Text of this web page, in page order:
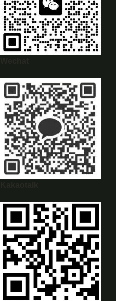
WhatsApp 0944628333
WeChat